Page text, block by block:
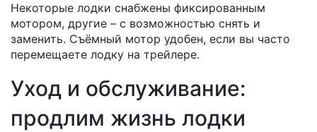
Некоторые лодки снабжены фиксированным
мотором, другие – с возможностью снять и
заменить. Съёмный мотор удобен, если вы часто
перемещаете лодку на трейлере.
Уход и обслуживание:
продлим жизнь лодки